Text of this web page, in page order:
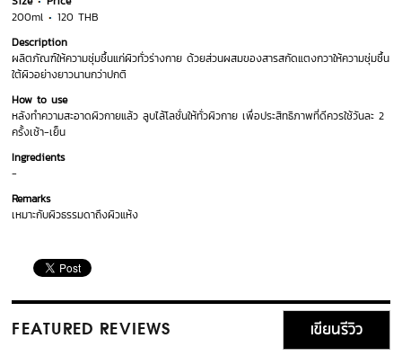
200ml
120 THB
Description
ผลิตภัณฑ์ให้ความชุ่มชื้นแก่ผิวทั่วร่างกาย ด้วยส่วนผสมของสารสกัดแตงกวาให้ความชุ่มชื้น
ใต้ผิวอย่างยาวนานกว่าปกติ
How to use
หลังทำความสะอาดผิวกายแล้ว ลูบไล้โลชั่นให้ทั่วผิวกาย เพื่อประสิทธิภาพที่ดีควรใช้วันละ 2
ครั้งเช้า-เย็น
Ingredients
-
Remarks
เหมาะกับผิวธรรมดาถึงผิวแห้ง
FEATURED REVIEWS เขียนรีวิว